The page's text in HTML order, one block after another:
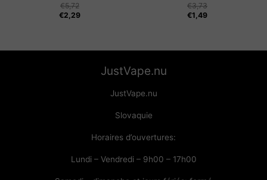
€5,72
€2,29
€3,73
€1,49
JustVape.nu
JustVape.nu
Slovaquie
Horaires d’ouvertures:
Lundi – Vendredi – 9h00 – 17h00